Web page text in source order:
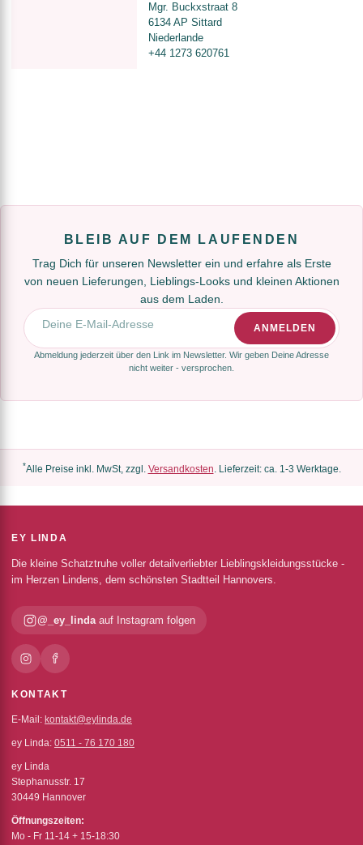
Mgr. Buckxstraat 8
6134 AP Sittard
Niederlande
+44 1273 620761
BLEIB AUF DEM LAUFENDEN
Trag Dich für unseren Newsletter ein und erfahre als Erste
von neuen Lieferungen, Lieblings-Looks und kleinen Aktionen
aus dem Laden.
E-Mail-Adresse
ANMELDEN
Abmeldung jederzeit über den Link im Newsletter. Wir geben Deine Adresse
nicht weiter - versprochen.
*Alle Preise inkl. MwSt, zzgl. Versandkosten. Lieferzeit: ca. 1-3 Werktage.
EY LINDA
Die kleine Schatztruhe voller detailverliebter Lieblingskleidungsstücke -
im Herzen Lindens, dem schönsten Stadtteil Hannovers.
@_ey_lindaauf Instagram folgen
KONTAKT
E-Mail: kontakt@eylinda.de
ey Linda: 0511 - 76 170 180
ey Linda
Stephanusstr. 17
30449 Hannover
Öffnungszeiten:
Mo - Fr 11-14 + 15-18:30